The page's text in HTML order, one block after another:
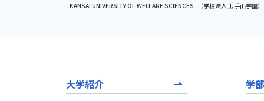
- KANSAI UNIVERSITY OF WELFARE SCIENCES - （学校法人 玉手山学園）
大学紹介 学